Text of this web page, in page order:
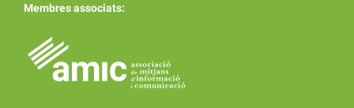
Membres associats: